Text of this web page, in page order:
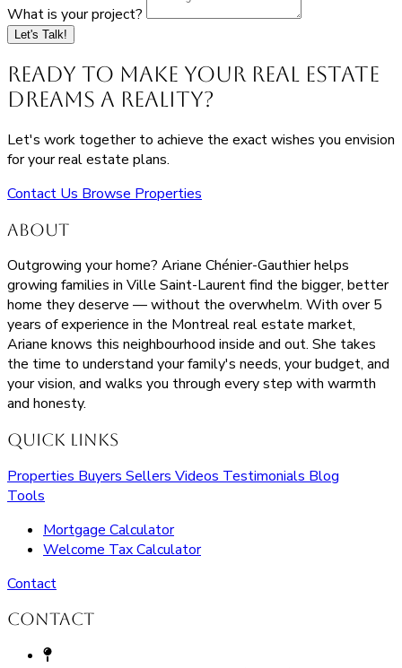
What is your project?
Let's Talk!
Ready to Make Your Real Estate
Dreams a Reality?
Let's work together to achieve the exact wishes you envision
for your real estate plans.
Contact Us Browse Properties
About
Outgrowing your home? Ariane Chénier-Gauthier helps
growing families in Ville Saint-Laurent find the bigger, better
home they deserve — without the overwhelm. With over 5
years of experience in the Montreal real estate market,
Ariane knows this neighbourhood inside and out. She takes
the time to understand your family's needs, your budget, and
your vision, and walks you through every step with warmth
and honesty.
Quick Links
Properties Buyers Sellers Videos Testimonials Blog
Tools
Mortgage Calculator
Welcome Tax Calculator
Contact
Contact